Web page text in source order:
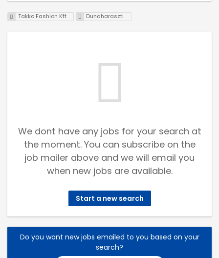
Takko Fashion Kft Dunaharaszti
We dont have any jobs for your search at
the moment. You can subscribe on the
job mailer above and we will email you
when new jobs are available.
Start a new search
Do you want new jobs emailed to you based on your
search?